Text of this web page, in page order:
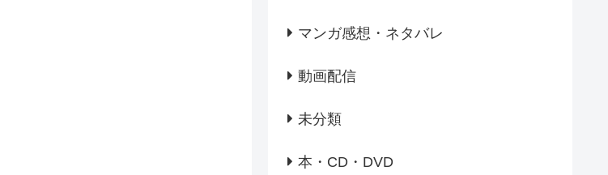
マンガ感想・ネタバレ
動画配信
未分類
本・CD・DVD